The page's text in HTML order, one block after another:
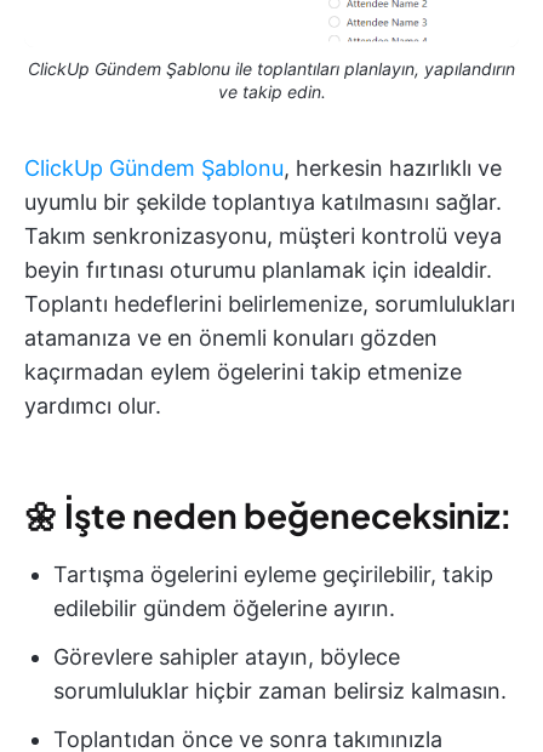
ClickUp Gündem Şablonu ile toplantıları planlayın, yapılandırın
ve takip edin.
ClickUp Gündem Şablonu, herkesin hazırlıklı ve
uyumlu bir şekilde toplantıya katılmasını sağlar.
Takım senkronizasyonu, müşteri kontrolü veya
beyin fırtınası oturumu planlamak için idealdir.
Toplantı hedeflerini belirlemenize, sorumlulukları
atamanıza ve en önemli konuları gözden
kaçırmadan eylem ögelerini takip etmenize
yardımcı olur.
🌼 İşte neden beğeneceksiniz:
Tartışma ögelerini eyleme geçirilebilir, takip
edilebilir gündem öğelerine ayırın.
Görevlere sahipler atayın, böylece
sorumluluklar hiçbir zaman belirsiz kalmasın.
Toplantıdan önce ve sonra takımınızla